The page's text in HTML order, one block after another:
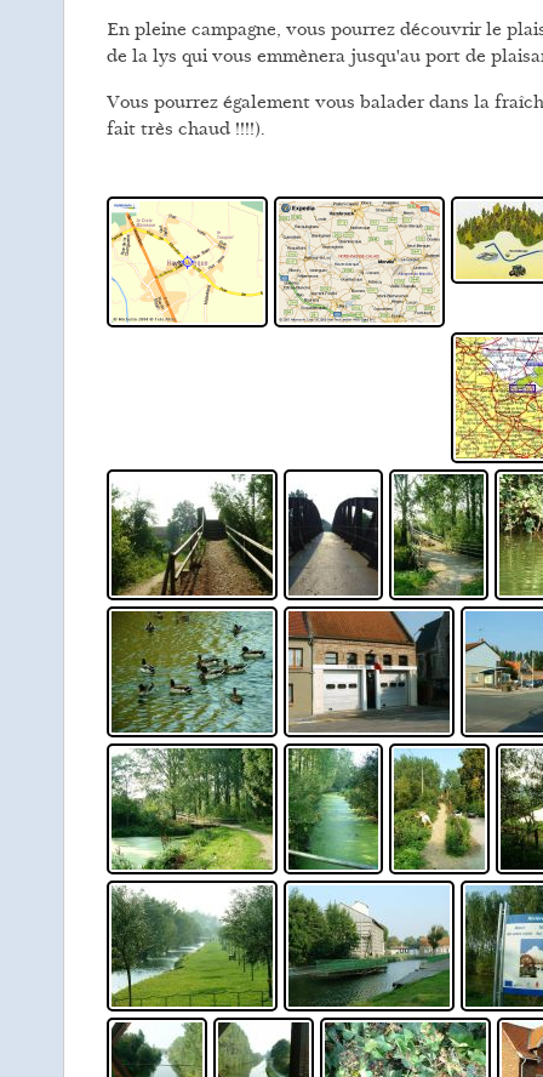
En pleine campagne, vous pourrez découvrir le
de la lys qui vous emmènera jusqu'au port de
Vous pourrez également vous balader dans la
fait très chaud !!!!).